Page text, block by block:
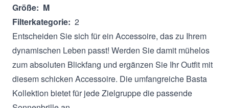
Größe: M
Filterkategorie: 2
Entscheiden Sie sich für ein Accessoire, das zu Ihrem
dynamischen Leben passt! Werden Sie damit mühelos
zum absoluten Blickfang und ergänzen Sie Ihr Outfit mit
diesem schicken Accessoire. Die umfangreiche Basta
Kollektion bietet für jede Zielgruppe die passende